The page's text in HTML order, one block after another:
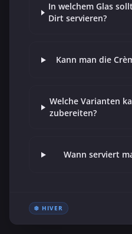
In welchem Glas
Dirt servieren?
Kann man die
Welche Varianten
zubereiten?
Wann serviert
❄️ HIVER